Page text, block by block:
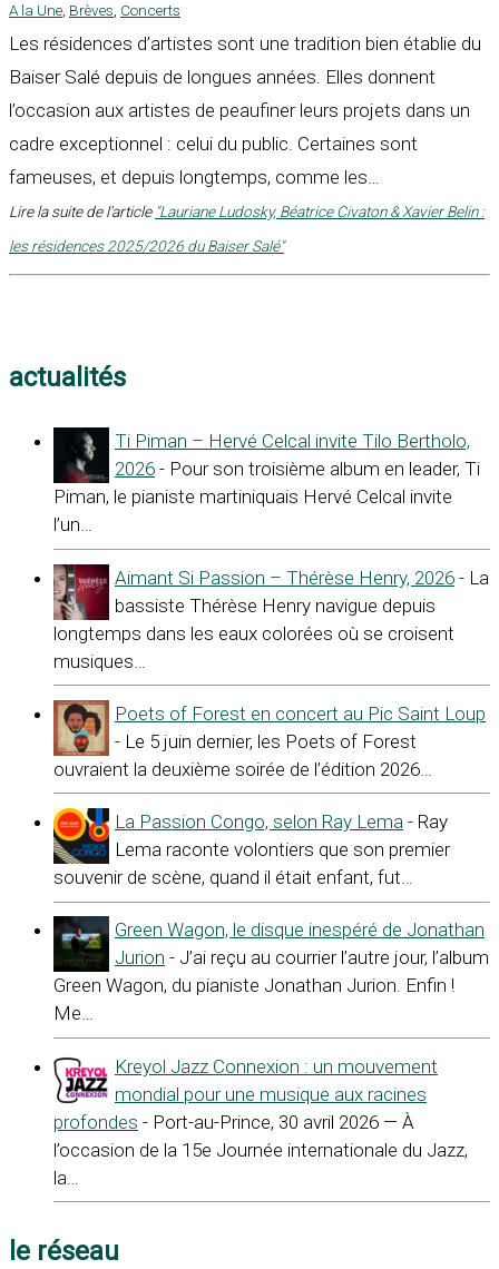
A la Une, Brèves, Concerts
Les résidences d’artistes sont une tradition bien établie du
Baiser Salé depuis de longues années. Elles donnent
l’occasion aux artistes de peaufiner leurs projets dans un
cadre exceptionnel : celui du public. Certaines sont
fameuses, et depuis longtemps, comme les…
Lire la suite de l'article "Lauriane Ludosky, Béatrice Civaton & Xavier Belin :
les résidences 2025/2026 du Baiser Salé"
actualités
Ti Piman – Hervé Celcal invite Tilo Bertholo,
2026 - Pour son troisième album en leader, Ti
Piman, le pianiste martiniquais Hervé Celcal invite
l’un…
Aimant Si Passion – Thérèse Henry, 2026 - La
bassiste Thérèse Henry navigue depuis
longtemps dans les eaux colorées où se croisent
musiques…
Poets of Forest en concert au Pic Saint Loup
- Le 5 juin dernier, les Poets of Forest
ouvraient la deuxième soirée de l’édition 2026…
La Passion Congo, selon Ray Lema - Ray
Lema raconte volontiers que son premier
souvenir de scène, quand il était enfant, fut…
Green Wagon, le disque inespéré de Jonathan
Jurion - J’ai reçu au courrier l’autre jour, l’album
Green Wagon, du pianiste Jonathan Jurion. Enfin !
Me…
Kreyol Jazz Connexion : un mouvement
mondial pour une musique aux racines
profondes - Port-au-Prince, 30 avril 2026 — À
l’occasion de la 15e Journée internationale du Jazz,
la…
le réseau